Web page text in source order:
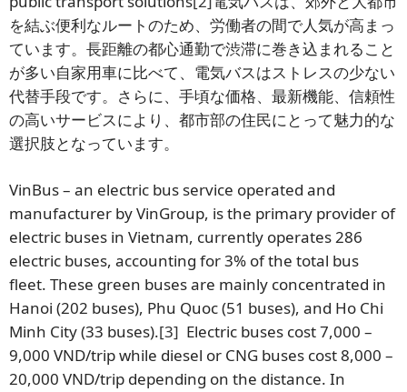
を結ぶ便利なルートのため、労働者の間で人気が高まっ
ています。長距離の都心通勤で渋滞に巻き込まれること
が多い自家用車に比べて、電気バスはストレスの少ない
代替手段です。さらに、手頃な価格、最新機能、信頼性
の高いサービスにより、都市部の住民にとって魅力的な
選択肢となっています。
VinBus – an electric bus service operated and
manufacturer by VinGroup, is the primary provider of
electric buses in Vietnam, currently operates 286
electric buses, accounting for 3% of the total bus
fleet. These green buses are mainly concentrated in
Hanoi (202 buses), Phu Quoc (51 buses), and Ho Chi
Minh City (33 buses).[3] Electric buses cost 7,000 –
9,000 VND/trip while diesel or CNG buses cost 8,000 –
20,000 VND/trip depending on the distance. In